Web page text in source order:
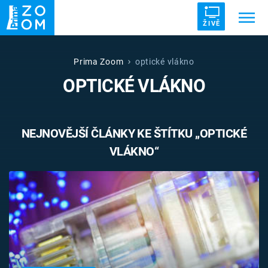
ŽIVĚ
ZRÁDCI UFO DRUHÁ SVĚTOVÁ VÁLKA
VETŘELCI DÁVNOVĚKU
Témata
Pořady
TV Program
Prima Zoom optické vlákno
OPTICKÉ VLÁKNO
NEJNOVĚJŠÍ ČLÁNKY KE ŠTÍTKU „OPTICKÉ
VLÁKNO“